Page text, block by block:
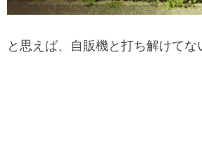
と思えば、自販機と打ち解けてな